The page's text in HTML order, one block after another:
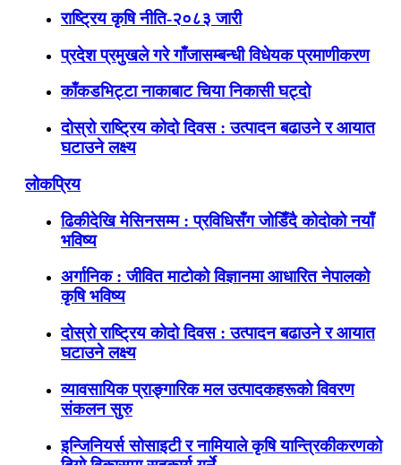
राष्ट्रिय कृषि नीति-२०८३ जारी
प्रदेश प्रमुखले गरे गाँजासम्बन्धी विधेयक प्रमाणीकरण
काँकडभिट्टा नाकाबाट चिया निकासी घट्दो
दोस्रो राष्ट्रिय कोदो दिवस : उत्पादन बढाउने र आयात
घटाउने लक्ष्य
लोकप्रिय
ढिकीदेखि मेसिनसम्म : प्रविधिसँग जोडिँदै कोदोको नयाँ
भविष्य
अर्गानिक : जीवित माटोको विज्ञानमा आधारित नेपालको
कृषि भविष्य
दोस्रो राष्ट्रिय कोदो दिवस : उत्पादन बढाउने र आयात
घटाउने लक्ष्य
व्यावसायिक प्राङ्गारिक मल उत्पादकहरूको विवरण
संकलन सुरु
इन्जिनियर्स सोसाइटी र नामियाले कृषि यान्त्रिकीकरणको